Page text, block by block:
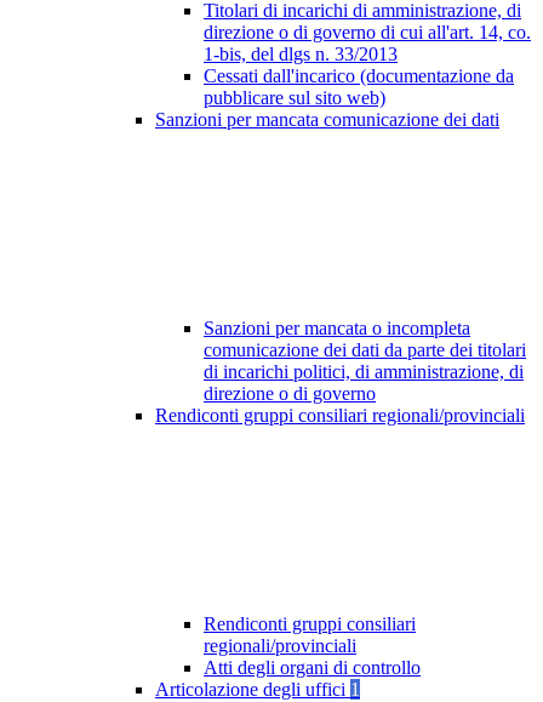
Titolari di incarichi di amministrazione, di
direzione o di governo di cui all'art. 14, co.
1-bis, del dlgs n. 33/2013
Cessati dall'incarico (documentazione da
pubblicare sul sito web)
Sanzioni per mancata comunicazione dei dati
Sanzioni per mancata o incompleta
comunicazione dei dati da parte dei titolari
di incarichi politici, di amministrazione, di
direzione o di governo
Rendiconti gruppi consiliari regionali/provinciali
Rendiconti gruppi consiliari
regionali/provinciali
Atti degli organi di controllo
Articolazione degli uffici 1